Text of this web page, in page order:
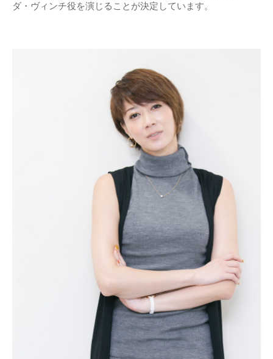
ダ・ヴィンチ役を演じることが決定しています。